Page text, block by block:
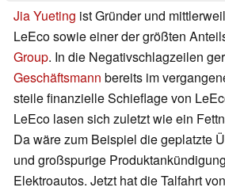
Jia Yueting ist Gründer und
LeEco sowie einer der größten
Group. In die Negativschlagzeilen
Geschäftsmann bereits im
steile finanzielle Schieflage von
LeEco lasen sich zuletzt wie ein
Da wäre zum Beispiel die geplatzte
und großspurige
Elektroautos. Jetzt hat die Talfahrt